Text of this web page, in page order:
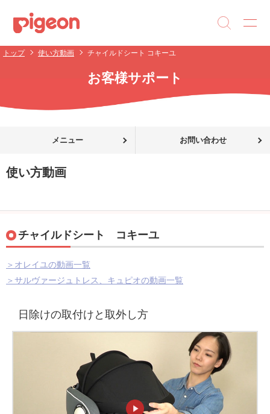
トップ 使い方動画 チャイルドシート コキーユ
お客様サポート
メニュー お問い合わせ
使い方動画
チャイルドシート コキーユ
＞オレイユの動画一覧
＞サルヴァージュトレス、キュピオの動画一覧
日除けの取付けと取外し方